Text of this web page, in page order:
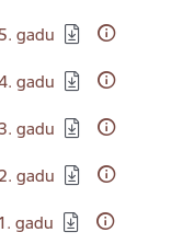
gadu
gadu
gadu
gadu
gadu